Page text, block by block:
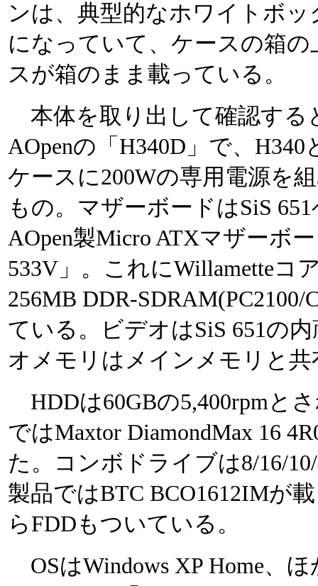
ンは、典型的なホワイトボ
になっていて、ケースの箱
スが箱のまま載っている。
本体を取り出して確認する
AOpenの「H340D」で、
ケースに200Wの専用電源を
もの。マザーボードはSiS
AOpen製Micro ATXマザーボ
533V」。これにWillametteコ
256MB DDR-
ている。ビデオはSiS 651の
オメモリはメインメモリと
HDDは60GBの5,400rpmと
ではMaxtor DiamondMax 16
た。コンボドライブは8/16/
製品ではBTC BCO1612IMが
らFDDもついている。
OSはWindows XP Home、ほ